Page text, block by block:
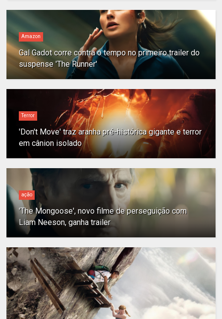
Amazon
Gal Gadot corre contra o tempo no primeiro trailer do
suspense 'The Runner'
Terror
'Don't Move' traz aranha pré-histórica gigante e terror
em cânion isolado
ação
'The Mongoose', novo filme de perseguição com
Liam Neeson, ganha trailer